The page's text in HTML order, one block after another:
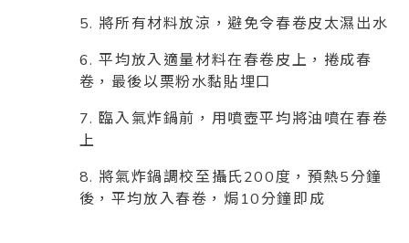
5. 將所有材料放涼，避免令春卷皮太濕出水
6. 平均放入適量材料在春卷皮上，捲成春
卷，最後以栗粉水黏貼埋口
7. 臨入氣炸鍋前，用噴壺平均將油噴在春卷
上
8. 將氣炸鍋調校至攝氏200度，預熱5分鐘
後，平均放入春卷，焗10分鐘即成